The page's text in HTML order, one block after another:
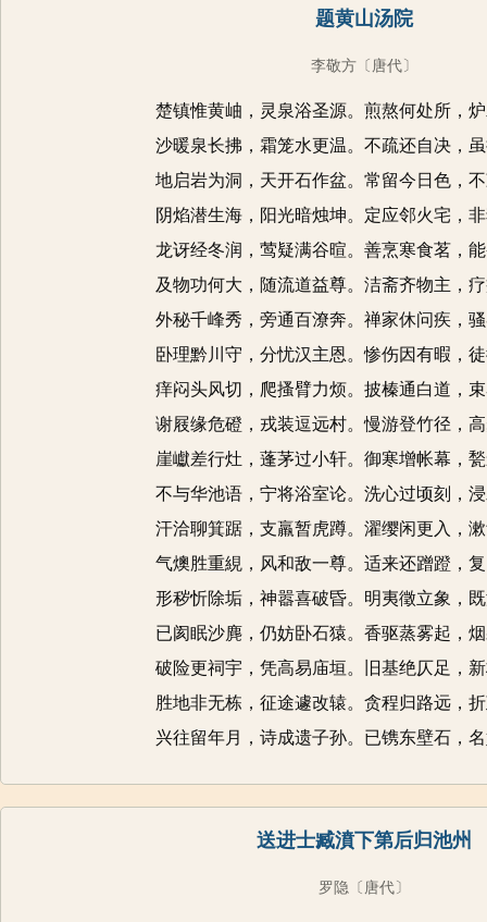
题黄山汤院
李敬方 〔唐代〕
楚镇惟黄岫，灵泉浴圣源。煎熬何处所，
沙暖泉长拂，霜笼水更温。不疏还自决，
地启岩为洞，天开石作盆。常留今日色，
阴焰潜生海，阳光暗烛坤。定应邻火宅，
龙讶经冬润，莺疑满谷暄。善烹寒食茗，
及物功何大，随流道益尊。洁斋齐物主，
外秘千峰秀，旁通百潦奔。禅家休问疾，
卧理黔川守，分忧汉主恩。惨伤因有暇，
痒闷头风切，爬搔臂力烦。披榛通白道，
谢屐缘危磴，戎装逗远村。慢游登竹径，
崖巘差行灶，蓬茅过小轩。御寒增帐幕，
不与华池语，宁将浴室论。洗心过顷刻，
汗洽聊箕踞，支羸暂虎蹲。濯缨闲更入，
气燠胜重絸，风和敌一尊。适来还蹭蹬，
形秽忻除垢，神嚣喜破昏。明夷徵立象，
已阂眠沙麂，仍妨卧石猿。香驱蒸雾起，
破险更祠宇，凭高易庙垣。旧基绝仄足，
胜地非无栋，征途遽改辕。贪程归路远，
兴往留年月，诗成遗子孙。已镌东壁石，
送进士臧濆下第后归池州
罗隐 〔唐代〕